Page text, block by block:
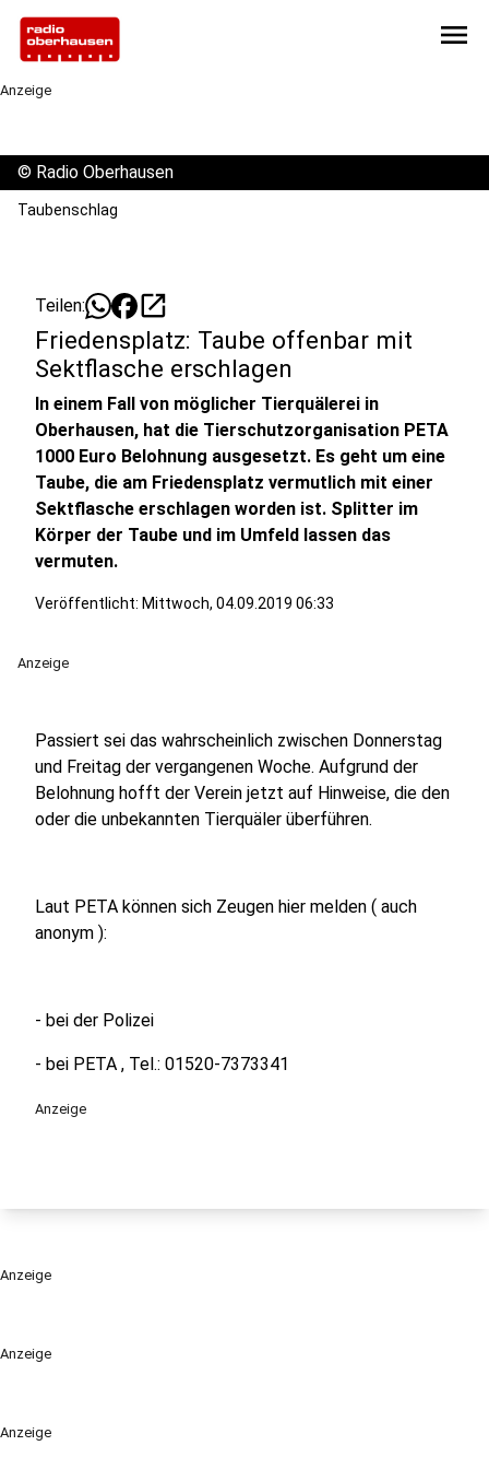
menu
Anzeige
Anzeige
Anzeige
© Radio Oberhausen
Taubenschlag
Teilen: open_in_new
Friedensplatz: Taube offenbar mit
Sektflasche erschlagen
In einem Fall von möglicher Tierquälerei in
Oberhausen, hat die Tierschutzorganisation PETA
1000 Euro Belohnung ausgesetzt. Es geht um eine
Taube, die am Friedensplatz vermutlich mit einer
Sektflasche erschlagen worden ist. Splitter im
Körper der Taube und im Umfeld lassen das
vermuten.
Veröffentlicht: Mittwoch, 04.09.2019 06:33
Anzeige
Passiert sei das wahrscheinlich zwischen Donnerstag
und Freitag der vergangenen Woche. Aufgrund der
Belohnung hofft der Verein jetzt auf Hinweise, die den
oder die unbekannten Tierquäler überführen.
Laut PETA können sich Zeugen hier melden ( auch
anonym ):
- bei der Polizei
- bei PETA , Tel.: 01520-7373341
Anzeige
Anzeige